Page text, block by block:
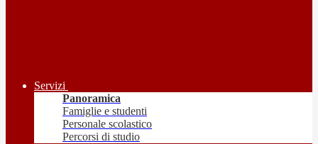
Servizi
Panoramica
Famiglie e studenti
Personale scolastico
Percorsi di studio